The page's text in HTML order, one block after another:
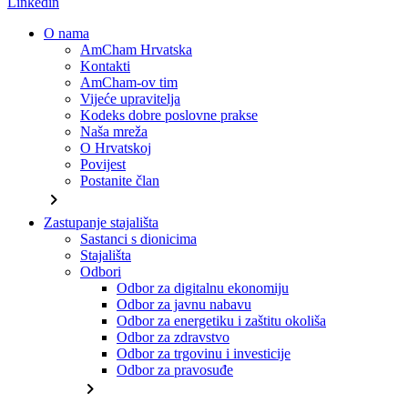
O nama
AmCham Hrvatska
Kontakti
AmCham-ov tim
Vijeće upravitelja
Kodeks dobre poslovne prakse
Naša mreža
O Hrvatskoj
Povijest
Postanite član
chevron_right
Zastupanje stajališta
Sastanci s dionicima
Stajališta
Odbori
Odbor za digitalnu ekonomiju
Odbor za javnu nabavu
Odbor za energetiku i zaštitu okoliša
Odbor za zdravstvo
Odbor za trgovinu i investicije
Odbor za pravosuđe
chevron_right